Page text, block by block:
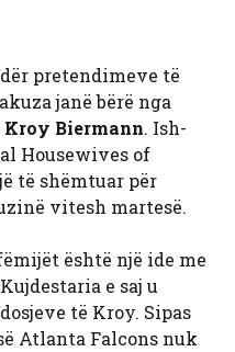
pretendimeve të
janë bërë nga
Kroy Biermann. Ish-
Housewives of
të shëmtuar për
vitesh martesë.
është një ide me
e saj u
të Kroy. Sipas
Atlanta Falcons nuk